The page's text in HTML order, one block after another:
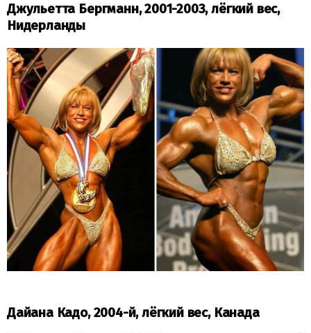
Джульетта Бергманн, 2001-2003, лёгкий вес,
Нидерланды
Дайана Кадо, 2004-й, лёгкий вес, Канада